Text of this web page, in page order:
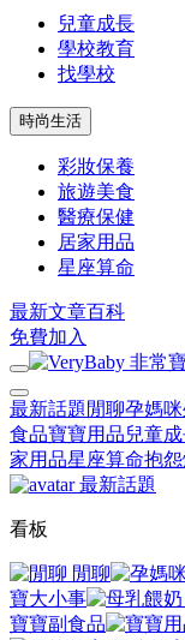
兒童成長
學校教育
找學校
時尚生活
彩妝保養
旅遊美食
醫療保健
居家用品
星座算命
最新文章百科
免費加入
最新話題 閒聊孕媽咪
食品寶寶用品兒童
家用品星座算命抱
最新話題
看板
閒聊
寶大小事
寶寶副食品